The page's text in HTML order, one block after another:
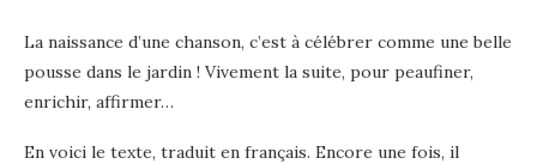
La naissance d’une chanson, c’est à célébrer comme une belle
pousse dans le jardin ! Vivement la suite, pour peaufiner,
enrichir, affirmer…
En voici le texte, traduit en français. Encore une fois, il